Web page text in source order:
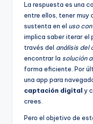
La respuesta es una
entre ellos, tener muy
sustenta en el uso
implica saber iterar el
través del análisis del
encontrar la solución
forma eficiente. Por
una app para
captación digital y
crees.
Pero el objetivo de